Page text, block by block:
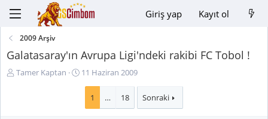
Giriş yap Kayıt ol
2009 Arşiv
Galatasaray'ın Avrupa Ligi'ndeki rakibi FC Tobol !
K
Tamer Kaptan
B11 Haziran 2009
1 … 18 Sonraki